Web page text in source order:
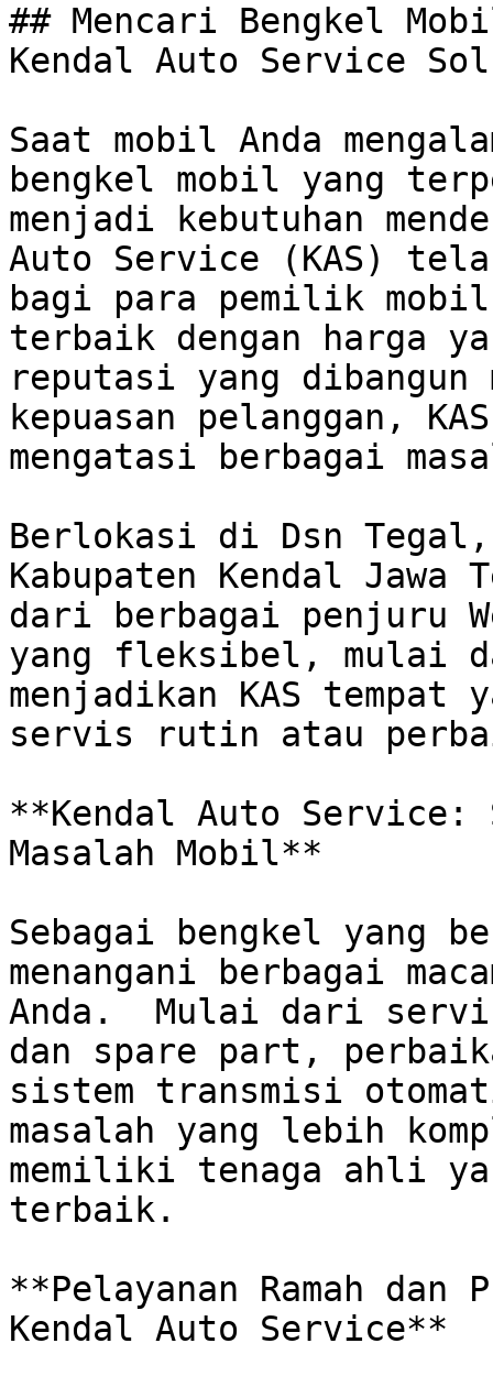
## Mencari Bengkel
Kendal Auto Service
Saat mobil Anda
bengkel mobil yang
menjadi kebutuhan
Auto Service (KAS)
bagi para pemilik mobil
terbaik dengan harga
reputasi yang dibangun
kepuasan pelanggan,
mengatasi berbagai
Berlokasi di Dsn Tegal,
Kabupaten Kendal Jawa
dari berbagai penjuru
yang fleksibel, mulai
menjadikan KAS tempat
servis rutin atau
**Kendal Auto Service:
Masalah Mobil**
Sebagai bengkel yang
menangani berbagai
Anda.  Mulai dari
dan spare part,
sistem transmisi
masalah yang lebih
memiliki tenaga ahli
terbaik.
**Pelayanan Ramah
Kendal Auto Service**